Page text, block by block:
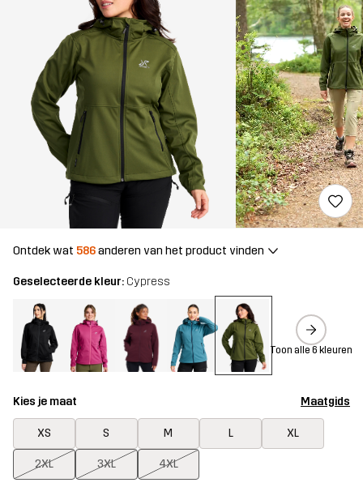
Ontdek wat 586anderen van het product vinden
Geselecteerde kleur: Cypress
Toon alle 6 kleuren
Kies je maat Maatgids
XS S M L XL
2XL 3XL 4XL